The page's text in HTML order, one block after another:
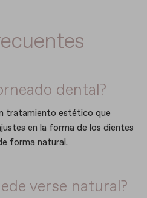
dental?
tratamiento estético que
en la forma de los dientes
forma natural.
verse natural?